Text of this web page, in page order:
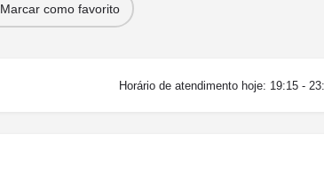
Marcar como favorito
Horário de atendimento hoje: 19:15 -